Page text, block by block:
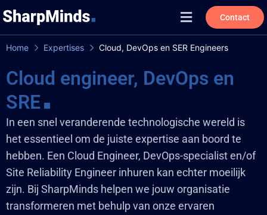
Contact
Home Expertises Cloud, DevOps en SER Engineers
Cloud engineer, DevOps en
SRE
In een snel veranderende technologische wereld is
het essentieel om de juiste expertise aan boord te
hebben. Een Cloud Engineer, DevOps-specialist en/of
Site Reliability Engineer inhuren kan echter moeilijk
zijn. Bij SharpMinds helpen we jouw organisatie
transformeren met behulp van onze ervaren